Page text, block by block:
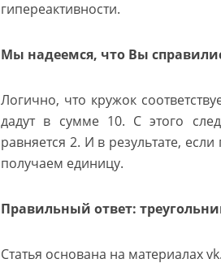
гипереактивности.
Мы надеемся, что Вы
Логично, что кружок
дадут в сумме 10. С этого
равняется 2. И в результате,
получаем единицу.
Правильный ответ:
Статья основана на материалах